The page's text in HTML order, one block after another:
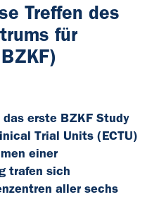
Treffen des
für
erste BZKF Study
Trial Units (ECTU)
einer
trafen sich
aller sechs